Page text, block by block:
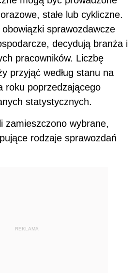
stałe lub cykliczne.
sprawozdawcze
decydują branża i
pracowników. Liczbę
przyjąć według stanu na
roku poprzedzającego
statystycznych.
zamieszczono wybrane,
rodzaje sprawozdań
REKLAMA